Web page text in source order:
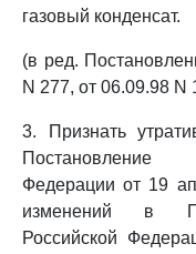
газовый конденсат.
(в ред.
N 277, от 06.09.98 N
3. Признать
Постановление
Федерации от 19
изменений в
Российской